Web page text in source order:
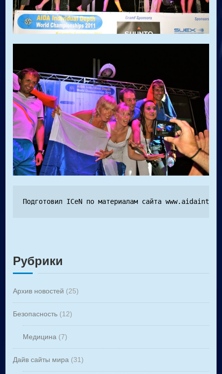
Подготовил ICeN по материалам сайта
Рубрики
Архив новостей (25)
Безопасность (12)
Медицина (7)
Дайв сайты мира (31)